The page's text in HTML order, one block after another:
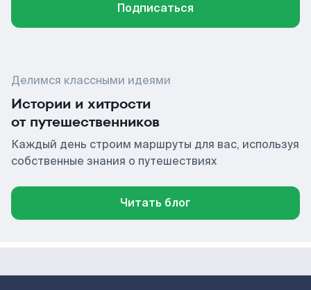
Подписаться
Делимся классными идеями
Истории и хитрости
от путешественников
Каждый день строим маршруты для вас, используя
собственные знания о путешествиях
Читать блог